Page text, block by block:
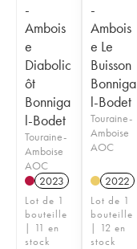
-
Ambois
e
Diabolic
ôt
Bonniga
l-Bodet
Touraine-
Amboise
AOC
2023
Lot de 1
bouteille
| 11 en
stock
-
Ambois
e Le
Buisson
Bonniga
l-Bodet
Touraine-
Amboise
AOC
2022
Lot de 1
bouteille
| 12 en
stock